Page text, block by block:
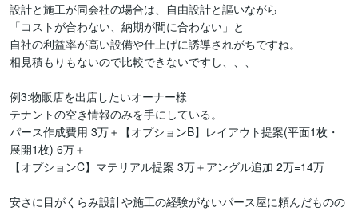
設計と施工が同会社の場合は、自由設計と謳いながら
「コストが合わない、納期が間に合わない」と
自社の利益率が高い設備や仕上げに誘導されがちですね。
相見積もりもないので比較できないですし、、、
例3:物販店を出店したいオーナー様
テナントの空き情報のみを手にしている。
パース作成費用 3万＋【オプションB】レイアウト提案(平面1枚・
展開1枚) 6万＋
【オプションC】マテリアル提案 3万＋アングル追加 2万=14万
安さに目がくらみ設計や施工の経験がないパース屋に頼んだものの